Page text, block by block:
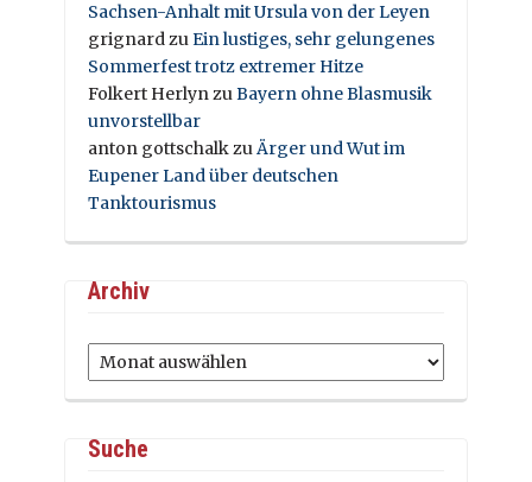
Sachsen-Anhalt mit Ursula von der Leyen
grignardzuEin lustiges, sehr gelungenes
Sommerfest trotz extremer Hitze
Folkert HerlynzuBayern ohne Blasmusik
unvorstellbar
anton gottschalkzuÄrger und Wut im
Eupener Land über deutschen
Tanktourismus
Archiv
Archiv
Suche